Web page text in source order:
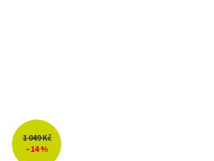
1 049 Kč
–14 %